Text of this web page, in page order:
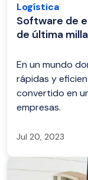
Logística
Software de
de última milla
En un mundo
rápidas y
convertido en
empresas.
Jul 20, 2023